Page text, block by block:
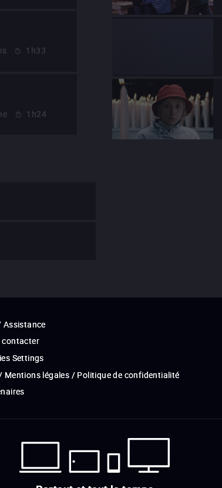
1h33
1h24
Assistance
contacter
Settings
Mentions légales / Politique de confidentialité